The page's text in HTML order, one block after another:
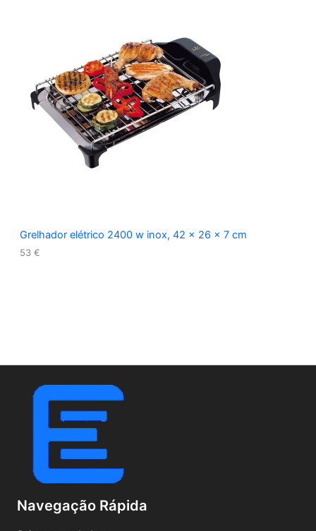
Grelhador elétrico 2400 w inox, 42 x 26 x 7 cm
53 €
Navegação Rápida